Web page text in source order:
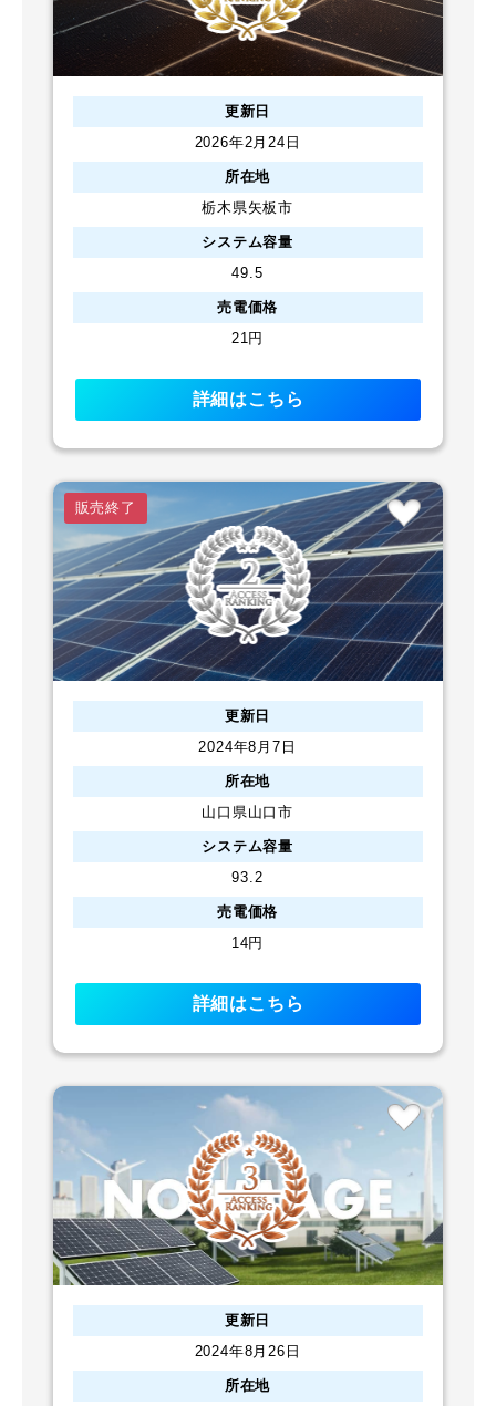
更新日
2026年2月24日
所在地
栃木県矢板市
システム容量
49.5
売電価格
21円
詳細はこちら
販売終了
更新日
2024年8月7日
所在地
山口県山口市
システム容量
93.2
売電価格
14円
詳細はこちら
更新日
2024年8月26日
所在地